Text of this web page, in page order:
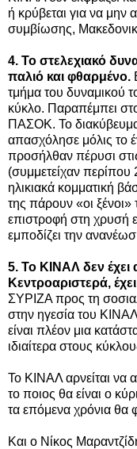
ή κρύβεται για να
συμβίωσης,
4. Το στελεχιακό
παλιό και φθαρμένο.
τμήμα του δυναμικού
κύκλο. Παραπέμπει
ΠΑΣΟΚ. Το
απασχόλησε μόλις το
προσήλθαν πέρυσι
(συμμετείχαν
ηλικιακά κομματική
της πάρουν «οι ξένοι»
επιστροφή στη χρυσή
εμποδίζει την
5. Το ΚΙΝΑΛ δεν έχει
Κεντροαριστερά,
ΣΥΡΙΖΑ προς τη
στην ηγεσία του
είναι πλέον μια
ιδιαίτερα στους
Το ΚΙΝΑΛ αρνείται να
το ποιος θα είναι ο
τα επόμενα χρόνια θα
Και ο Νίκος